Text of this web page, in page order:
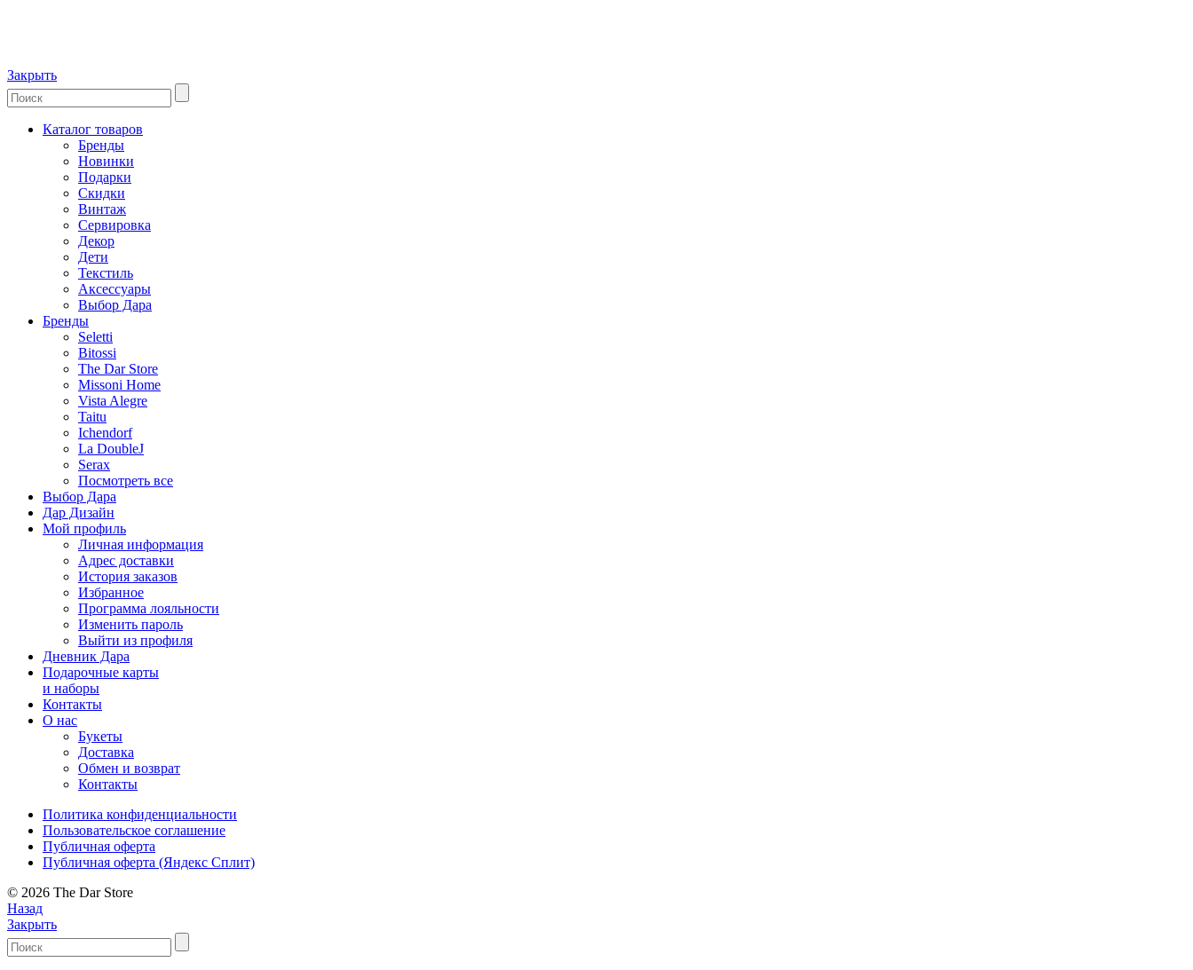
Закрыть
Каталог товаров
Бренды
Новинки
Подарки
Скидки
Винтаж
Сервировка
Декор
Дети
Текстиль
Аксессуары
Выбор Дара
Бренды
Seletti
Bitossi
The Dar Store
Missoni Home
Vista Alegre
Taitu
Ichendorf
La DoubleJ
Serax
Посмотреть все
Выбор Дара
Дар Дизайн
Мой профиль
Личная информация
Адрес доставки
История заказов
Избранное
Программа лояльности
Изменить пароль
Выйти из профиля
Дневник Дара
Подарочные карты
и наборы
Контакты
О нас
Букеты
Доставка
Обмен и возврат
Контакты
Политика конфиденциальности
Пользовательское соглашение
Публичная оферта
Публичная оферта (Яндекс Сплит)
© 2026 The Dar Store
Назад
Закрыть